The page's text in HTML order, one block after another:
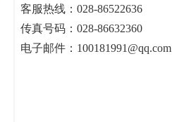
客服热线：028-86522636
传真号码：028-86632360
电子邮件：100181991@qq.com